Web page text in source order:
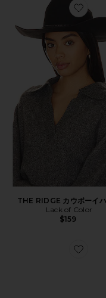
Favorite
THE RIDGE カウボーイ
Lack of Color
$159
Favorite